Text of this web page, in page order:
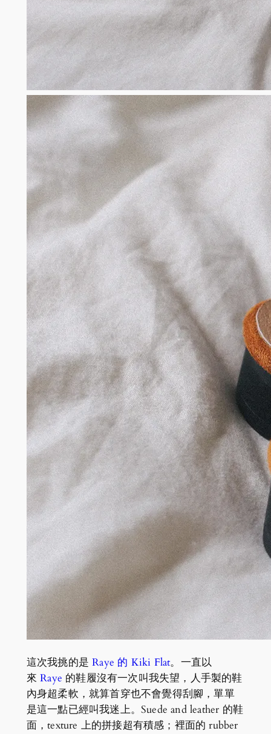
這次我挑的是Raye 的 Kiki Flat。一直以
來Raye 的鞋履沒有一次叫我失望，人手製的鞋
內身超柔軟，就算首穿也不會覺得刮腳，單單
是這一點已經叫我迷上。Suede and leather 的鞋
面，texture 上的拼接超有積感；裡面的 rubber